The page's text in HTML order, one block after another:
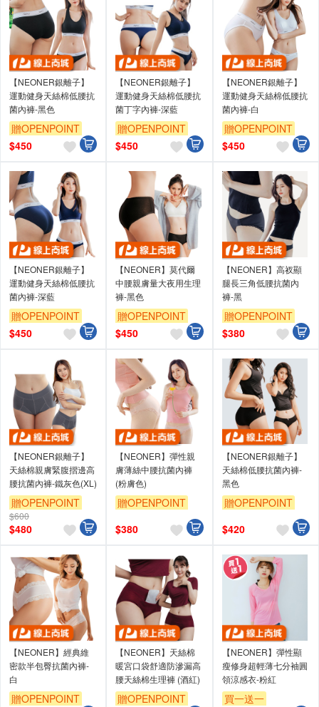
【NEONER銀離子】
運動健身天絲棉低腰抗
菌內褲-黑色
贈OPENPOINT
訂單滿699享9折
$450
【NEONER銀離子】
運動健身天絲棉低腰抗
菌丁字內褲-深藍
贈OPENPOINT
訂單滿699享9折
$450
【NEONER銀離子】
運動健身天絲棉低腰抗
菌內褲-白
贈OPENPOINT
訂單滿699享9折
$450
【NEONER銀離子】
運動健身天絲棉低腰抗
菌內褲-深藍
贈OPENPOINT
訂單滿699享9折
$450
【NEONER】莫代爾
中腰親膚量大夜用生理
褲-黑色
贈OPENPOINT
訂單滿699享9折
$450
【NEONER】高衩顯
腿長三角低腰抗菌內
褲-黑
贈OPENPOINT
訂單滿699享9折
$380
【NEONER銀離子】
天絲棉親膚緊腹摺邊高
腰抗菌內褲-鐵灰色(XL)
贈OPENPOINT
訂單滿699享9折
$600
$480
【NEONER】彈性親
膚薄絲中腰抗菌內褲
(粉膚色)
贈OPENPOINT
訂單滿699享9折
$380
【NEONER銀離子】
天絲棉低腰抗菌內褲-
黑色
贈OPENPOINT
訂單滿699享9折
$420
【NEONER】經典維
密款半包臀抗菌內褲-
白
贈OPENPOINT
【NEONER】天絲棉
暖宮口袋舒適防滲漏高
腰天絲棉生理褲 (酒紅)
贈OPENPOINT
【NEONER】彈性顯
瘦修身超輕薄七分袖圓
領涼感衣-粉紅
買一送一